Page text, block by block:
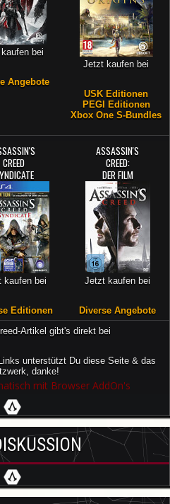
bei
Angebote
Jetzt kaufen bei
USK Editionen
PEGI Editionen
Xbox One S-Bundles
CREED
kaufen bei
Editionen
ASSASSIN'S
CREED:
DER FILM
Jetzt kaufen bei
Diverse Angebote
Artikel gibt's direkt bei
unterstützt Du diese Seite & das
danke!
mit Browser AddOn's